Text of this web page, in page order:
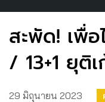
สะพัด! เพื่อ
/ 13+1 ยุติ
29 มิถุนายน 2023